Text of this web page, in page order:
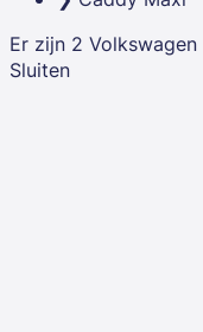
Lease deals ↓
Er zijn 2 Volkswagen
Sluiten